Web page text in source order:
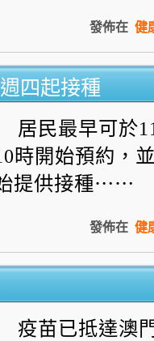
發佈在 健
四起接種
居民最早可於
時開始預約，
提供接種⋯⋯
發佈在 健
疫苗已抵達澳